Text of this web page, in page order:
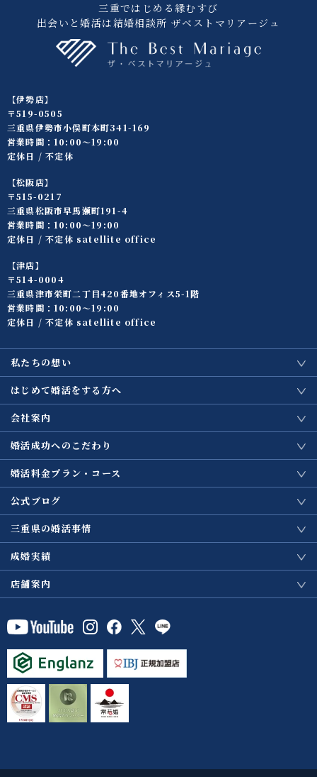
三重ではじめる縁むすび
出会いと婚活は結婚相談所 ザベストマリアージュ
【伊勢店】
〒519-0505
三重県伊勢市小俣町本町341-169
営業時間：10:00〜19:00
定休日 / 不定休
【松阪店】
〒515-0217
三重県松阪市早馬瀬町191-4
営業時間：10:00〜19:00
定休日 / 不定休 satellite office
【津店】
〒514-0004
三重県津市栄町二丁目420番地オフィス5-1階
営業時間：10:00〜19:00
定休日 / 不定休 satellite office
私たちの想い
はじめて婚活をする方へ
会社案内
婚活成功へのこだわり
婚活料金プラン・コース
公式ブログ
三重県の婚活事情
成婚実績
店舗案内